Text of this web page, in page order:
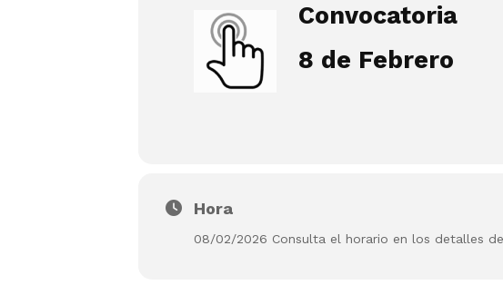
Convocatoria
8 de Febrero
Hora
08/02/2026 Consulta el horario en los detalles